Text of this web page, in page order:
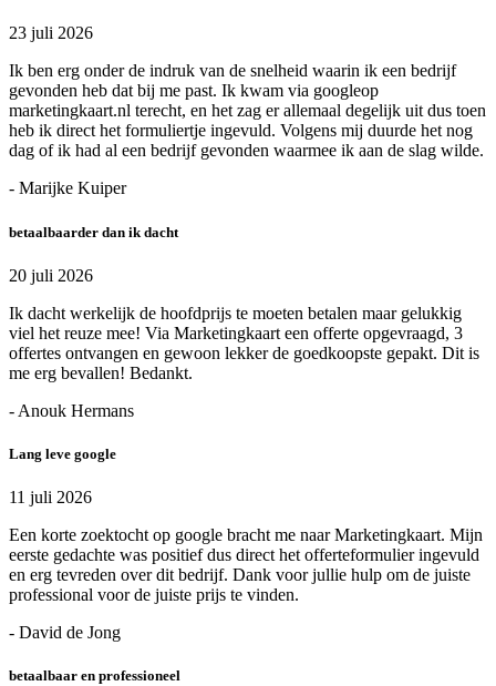
23 juli 2026
Ik ben erg onder de indruk van de snelheid waarin ik een bedrijf
gevonden heb dat bij me past. Ik kwam via googleop
marketingkaart.nl terecht, en het zag er allemaal degelijk uit dus toen
heb ik direct het formuliertje ingevuld. Volgens mij duurde het nog
dag of ik had al een bedrijf gevonden waarmee ik aan de slag wilde.
- Marijke Kuiper
betaalbaarder dan ik dacht
20 juli 2026
Ik dacht werkelijk de hoofdprijs te moeten betalen maar gelukkig
viel het reuze mee! Via Marketingkaart een offerte opgevraagd, 3
offertes ontvangen en gewoon lekker de goedkoopste gepakt. Dit is
me erg bevallen! Bedankt.
- Anouk Hermans
Lang leve google
11 juli 2026
Een korte zoektocht op google bracht me naar Marketingkaart. Mijn
eerste gedachte was positief dus direct het offerteformulier ingevuld
en erg tevreden over dit bedrijf. Dank voor jullie hulp om de juiste
professional voor de juiste prijs te vinden.
- David de Jong
betaalbaar en professioneel